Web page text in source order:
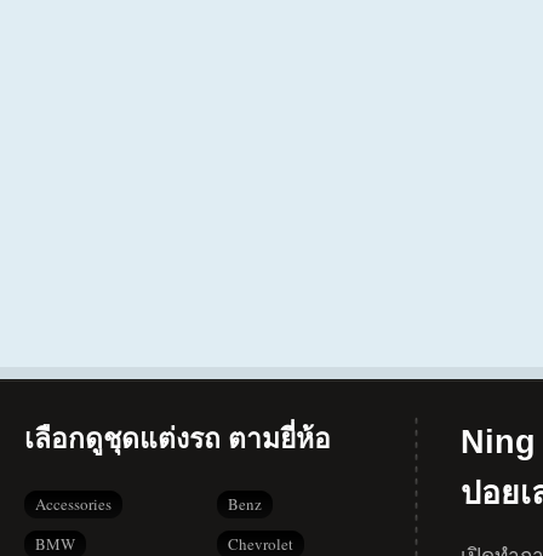
เลือกดูชุดแต่งรถ ตามยี่ห้อ
Accessories
Benz
BMW
Chevrolet
Ning
ปอย